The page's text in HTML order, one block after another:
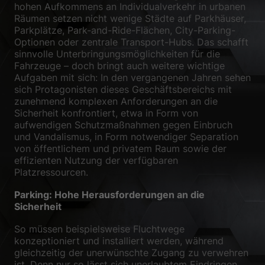
hohen Aufkommens an Individualverkehr in urbanen
Räumen setzen nicht wenige Städte auf Parkhäuser,
Parkplätze, Park-and-Ride-Flächen, City-Parking-
Optionen oder zentrale Transport-Hubs. Das schafft
sinnvolle Unterbringungsmöglichkeiten für die
Fahrzeuge – doch bringt auch weitere wichtige
Aufgaben mit sich: In den vergangenen Jahren sehen
sich Protagonisten dieses Geschäftsbereichs mit
zunehmend komplexen Anforderungen an die
Sicherheit konfrontiert, etwa in Form von
aufwendigen Schutzmaßnahmen gegen Einbruch
und Vandalismus, in Form notwendiger Separation
von öffentlichem und privatem Raum sowie der
effizienten Nutzung der verfügbaren
Platzressourcen.
Parking: Hohe Herausforderungen an die
Sicherheit
So müssen beispielsweise Fluchtwege
konzeptioniert und installiert werden, während
gleichzeitig der unerwünschte Zugang zu verwehren
Zurück
Datenschutzeinstellungen
Essenziell (1)
Essenzielle Cookies ermöglichen grundlegende Funktionen und sind für
die einwandfreie Funktion der Website erforderlich.
Cookie-Informationen anzeigen
Statistiken (1)
Statistik Cookies erfassen Informationen anonym. Diese Informationen
helfen uns zu verstehen, wie unsere Besucher unsere Website nutzen.
Cookie-Informationen anzeigen
Inhalte von Videoplattformen und Social-Media-Plattformen werden
werden, bedarf der Zugriff auf diese Inhalte keiner manuellen
Einwilligung mehr.
Cookie-Informationen anzeigen